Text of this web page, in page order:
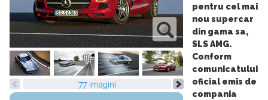
77 imagini
pentru cel mai
nou supercar
din gama sa,
SLS AMG.
Conform
comunicatului
oficial emis de
compania